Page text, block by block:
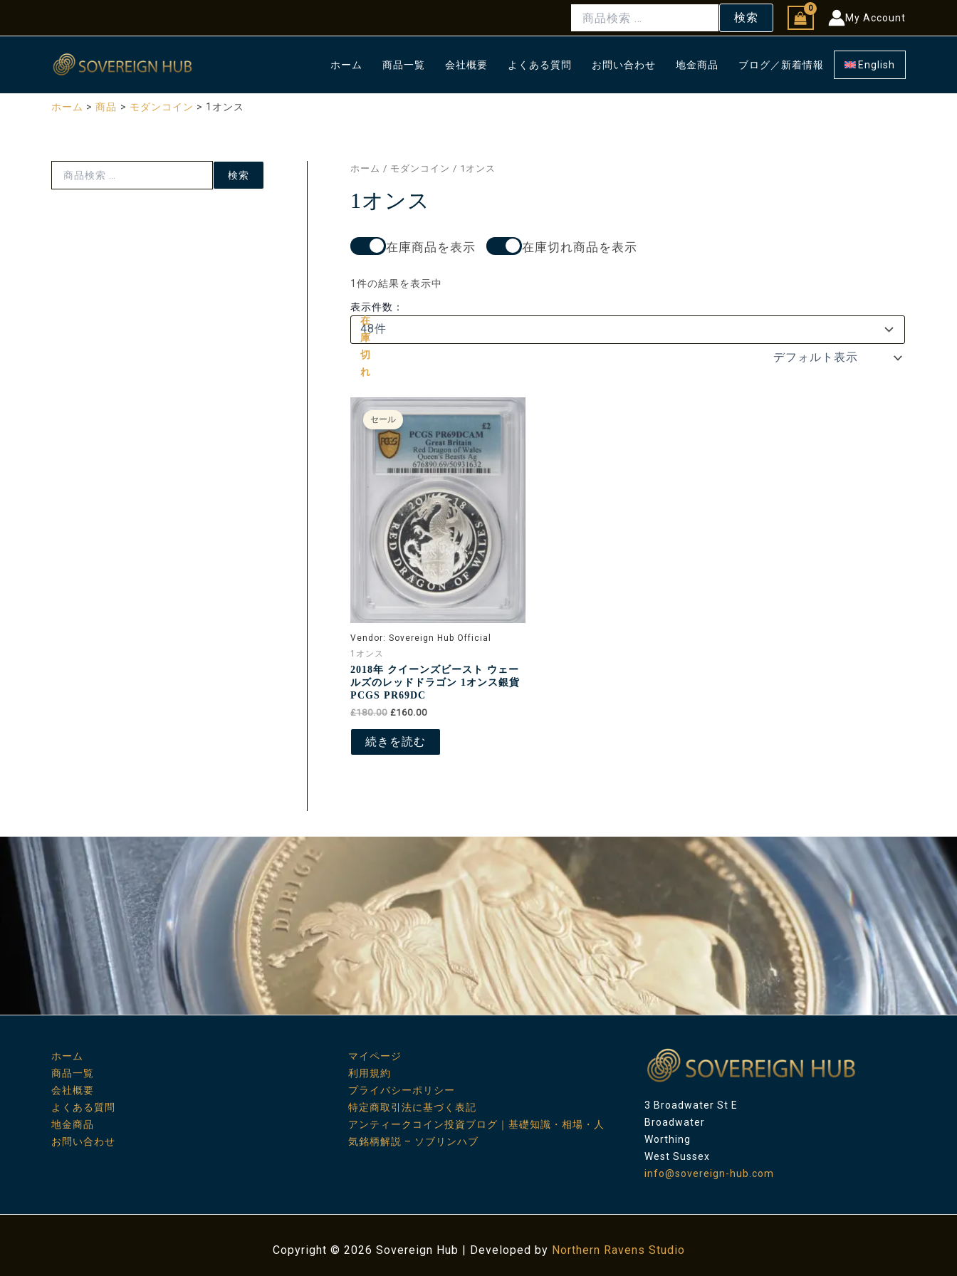
ッ
検
対
検索 My Account
ホーム 商品一覧 会社概要 よくある質問 お問い合わせ 地金商品 ブログ／新着情報 English
ホーム 商品 モダンコイン 1オンス
対
:
検索
ホーム / モダンコイン / 1オンス
1オンス
在庫商品を表示 在庫切れ商品を表示
1件の結果を表示中
表示件数：
在
庫
切
れ
Vendor: Sovereign Hub Official
セール
1オンス
2018年 クイーンズビースト ウェー
ルズのレッドドラゴン 1オンス銀貨
PCGS PR69DC
£180.00
元
の
価
格
は
£180.00
で
た。
£160.00
現
在
価
格
は
£160.00
で
す。
続きを読む
ホーム
商品一覧
会社概要
よくある質問
地金商品
お問い合わせ
マイページ
利用規約
プライバシーポリシー
特定商取引法に基づく表記
アンティークコイン投資ブログ｜基礎知識・相場・人
気銘柄解説 – ソブリンハブ
3 Broadwater St E
Broadwater
Worthing
West Sussex
info@sovereign-hub.com
Copyright © 2026 Sovereign Hub | Developed by Northern Ravens Studio